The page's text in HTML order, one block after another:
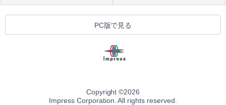
PC版で見る
Copyright ©2026
Impress Corporation. All rights reserved.